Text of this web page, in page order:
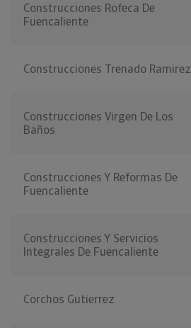
Construcciones Rofeca De
Fuencaliente
Construcciones Trenado Ramirez
Construcciones Virgen De Los
Baños
Construcciones Y Reformas De
Fuencaliente
Construcciones Y Servicios
Integrales De Fuencaliente
Corchos Gutierrez